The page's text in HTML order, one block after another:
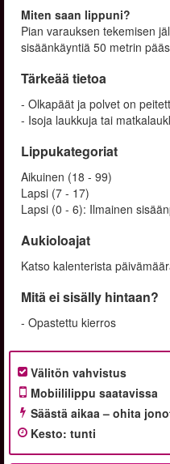
Miten saan lippuni?
Pian varauksen tekemisen
sisäänkäyntiä 50 metrin
Tärkeää tietoa
- Olkapäät ja polvet on
- Isoja laukkuja tai
Lippukategoriat
Aikuinen (18 - 99)
Lapsi (7 - 17)
Lapsi (0 - 6): Ilmainen
Aukioloajat
Katso kalenterista
Mitä ei sisälly hintaan?
- Opastettu kierros
Välitön vahvistus
Mobiililippu saatavissa
Säästä aikaa – ohita
Kesto: tunti